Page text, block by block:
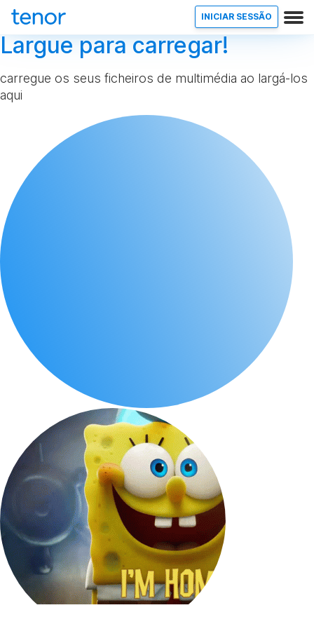
INICIAR SESSÃO
Largue para carregar!
carregue os seus ficheiros de multimédia ao largá-los
aqui